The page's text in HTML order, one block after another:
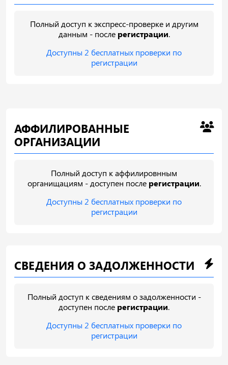
Полный доступ к экспресс-проверке и другим
данным - после регистрации.
Доступны 2 бесплатных проверки по
регистрации
АФФИЛИРОВАННЫЕ
ОРГАНИЗАЦИИ
Полный доступ к аффилировнным
органищациям - доступен после регистрации.
Доступны 2 бесплатных проверки по
регистрации
СВЕДЕНИЯ О ЗАДОЛЖЕННОСТИ
Полный доступ к сведениям о задолженности -
доступен после регистрации.
Доступны 2 бесплатных проверки по
регистрации